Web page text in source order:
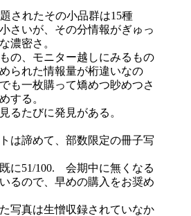
されたその小品群は15種
さいが、その分情報がぎゅっ
濃密さ。
の、モニター越しにみるもの
られた情報量が桁違いなの
も一枚購って矯めつ眇めつさ
する。
るたびに発見がある。
は諦めて、部数限定の冊子写
に51/100. 会期中に無くなる
るので、早めの購入をお奨め
写真は生憎収録されていなか